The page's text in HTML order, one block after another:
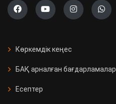
Көркемдік кеңес
БАҚ арналған бағдарламалар
Есептер